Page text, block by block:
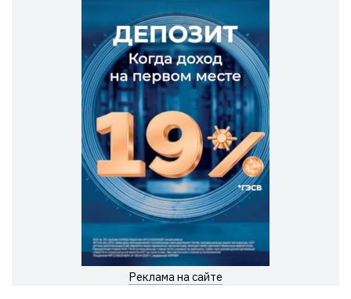
Реклама на сайте